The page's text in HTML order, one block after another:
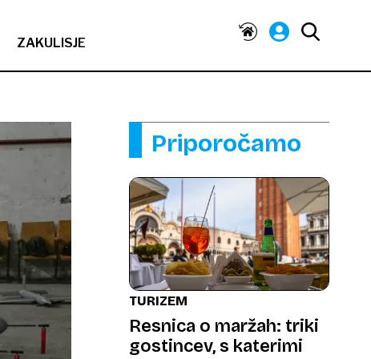
ZAKULISJE
Priporočamo
TURIZEM
Resnica o maržah: triki
gostincev, s katerimi